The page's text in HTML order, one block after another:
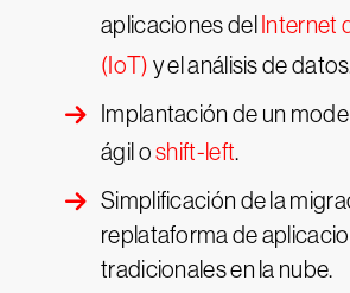
aplicaciones del Internet
(IoT) y el análisis de
Implantación de un
ágil oshift-left.
Simplificación de la
replataforma de
tradicionales en la nube.